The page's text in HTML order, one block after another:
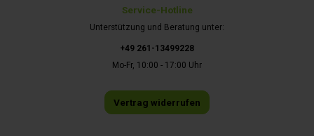
Service-Hotline
Unterstützung und Beratung unter:
+49 261-13499228
Mo-Fr, 10:00 - 17:00 Uhr
Vertrag widerrufen